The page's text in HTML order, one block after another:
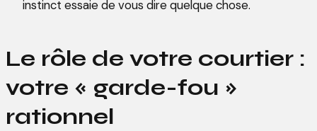
instinct essaie de vous dire quelque chose.
Le rôle de votre courtier :
votre « garde-fou »
rationnel